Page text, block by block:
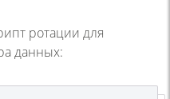
ротации для
данных: